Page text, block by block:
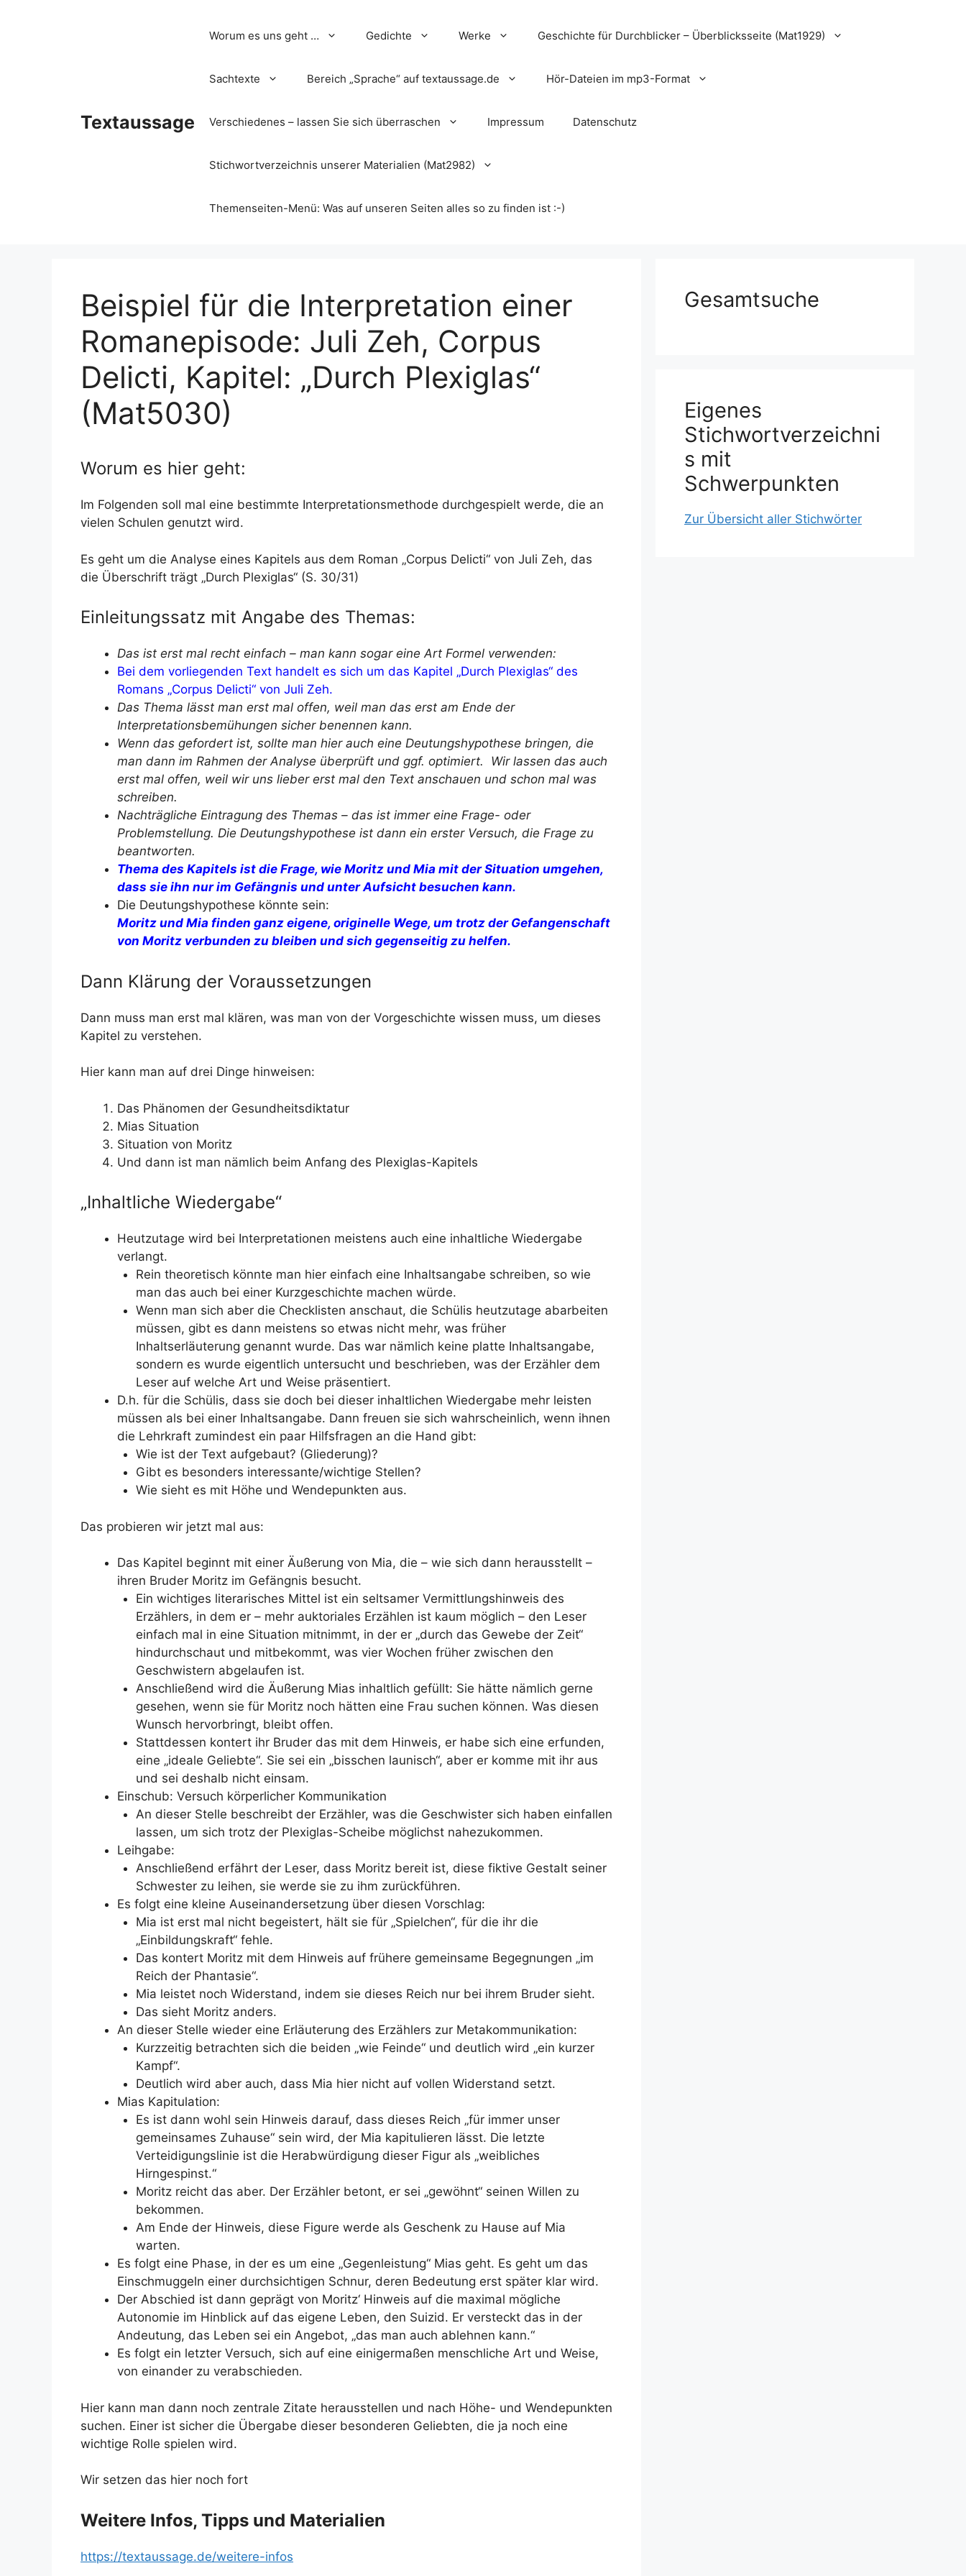
Textaussage
Worum es uns geht … Gedichte Werke Geschichte für Durchblicker – Überblicksseite (Mat1929)
Sachtexte Bereich „Sprache“ auf textaussage.de Hör-Dateien im mp3-Format
Verschiedenes – lassen Sie sich überraschen Impressum Datenschutz
Stichwortverzeichnis unserer Materialien (Mat2982)
Themenseiten-Menü: Was auf unseren Seiten alles so zu finden ist :-)
Beispiel für die Interpretation einer
Romanepisode: Juli Zeh, Corpus
Delicti, Kapitel: „Durch Plexiglas“
(Mat5030)
Worum es hier geht:
Im Folgenden soll mal eine bestimmte Interpretationsmethode durchgespielt werde, die an
vielen Schulen genutzt wird.
Es geht um die Analyse eines Kapitels aus dem Roman „Corpus Delicti“ von Juli Zeh, das
die Überschrift trägt „Durch Plexiglas“ (S. 30/31)
Einleitungssatz mit Angabe des Themas:
Das ist erst mal recht einfach – man kann sogar eine Art Formel verwenden:
Bei dem vorliegenden Text handelt es sich um das Kapitel „Durch Plexiglas“ des
Romans „Corpus Delicti“ von Juli Zeh.
Das Thema lässt man erst mal offen, weil man das erst am Ende der
Interpretationsbemühungen sicher benennen kann.
Wenn das gefordert ist, sollte man hier auch eine Deutungshypothese bringen, die
man dann im Rahmen der Analyse überprüft und ggf. optimiert. Wir lassen das auch
erst mal offen, weil wir uns lieber erst mal den Text anschauen und schon mal was
schreiben.
Nachträgliche Eintragung des Themas – das ist immer eine Frage- oder
Problemstellung. Die Deutungshypothese ist dann ein erster Versuch, die Frage zu
beantworten.
Thema des Kapitels ist die Frage, wie Moritz und Mia mit der Situation umgehen,
dass sie ihn nur im Gefängnis und unter Aufsicht besuchen kann.
Die Deutungshypothese könnte sein:
Moritz und Mia finden ganz eigene, originelle Wege, um trotz der Gefangenschaft
von Moritz verbunden zu bleiben und sich gegenseitig zu helfen.
Dann Klärung der Voraussetzungen
Dann muss man erst mal klären, was man von der Vorgeschichte wissen muss, um dieses
Kapitel zu verstehen.
Hier kann man auf drei Dinge hinweisen:
Das Phänomen der Gesundheitsdiktatur
Mias Situation
Situation von Moritz
Und dann ist man nämlich beim Anfang des Plexiglas-Kapitels
„Inhaltliche Wiedergabe“
Heutzutage wird bei Interpretationen meistens auch eine inhaltliche Wiedergabe
verlangt.
Rein theoretisch könnte man hier einfach eine Inhaltsangabe schreiben, so wie
man das auch bei einer Kurzgeschichte machen würde.
Wenn man sich aber die Checklisten anschaut, die Schülis heutzutage abarbeiten
müssen, gibt es dann meistens so etwas nicht mehr, was früher
Inhaltserläuterung genannt wurde. Das war nämlich keine platte Inhaltsangabe,
sondern es wurde eigentlich untersucht und beschrieben, was der Erzähler dem
Leser auf welche Art und Weise präsentiert.
D.h. für die Schülis, dass sie doch bei dieser inhaltlichen Wiedergabe mehr leisten
müssen als bei einer Inhaltsangabe. Dann freuen sie sich wahrscheinlich, wenn ihnen
die Lehrkraft zumindest ein paar Hilfsfragen an die Hand gibt:
Wie ist der Text aufgebaut? (Gliederung)?
Gibt es besonders interessante/wichtige Stellen?
Wie sieht es mit Höhe und Wendepunkten aus.
Das probieren wir jetzt mal aus:
Das Kapitel beginnt mit einer Äußerung von Mia, die – wie sich dann herausstellt –
ihren Bruder Moritz im Gefängnis besucht.
Ein wichtiges literarisches Mittel ist ein seltsamer Vermittlungshinweis des
Erzählers, in dem er – mehr auktoriales Erzählen ist kaum möglich – den Leser
einfach mal in eine Situation mitnimmt, in der er „durch das Gewebe der Zeit“
hindurchschaut und mitbekommt, was vier Wochen früher zwischen den
Geschwistern abgelaufen ist.
Anschließend wird die Äußerung Mias inhaltlich gefüllt: Sie hätte nämlich gerne
gesehen, wenn sie für Moritz noch hätten eine Frau suchen können. Was diesen
Wunsch hervorbringt, bleibt offen.
Stattdessen kontert ihr Bruder das mit dem Hinweis, er habe sich eine erfunden,
eine „ideale Geliebte“. Sie sei ein „bisschen launisch“, aber er komme mit ihr aus
und sei deshalb nicht einsam.
Einschub: Versuch körperlicher Kommunikation
An dieser Stelle beschreibt der Erzähler, was die Geschwister sich haben einfallen
lassen, um sich trotz der Plexiglas-Scheibe möglichst nahezukommen.
Leihgabe:
Anschließend erfährt der Leser, dass Moritz bereit ist, diese fiktive Gestalt seiner
Schwester zu leihen, sie werde sie zu ihm zurückführen.
Es folgt eine kleine Auseinandersetzung über diesen Vorschlag:
Mia ist erst mal nicht begeistert, hält sie für „Spielchen“, für die ihr die
„Einbildungskraft“ fehle.
Das kontert Moritz mit dem Hinweis auf frühere gemeinsame Begegnungen „im
Reich der Phantasie“.
Mia leistet noch Widerstand, indem sie dieses Reich nur bei ihrem Bruder sieht.
Das sieht Moritz anders.
An dieser Stelle wieder eine Erläuterung des Erzählers zur Metakommunikation:
Kurzzeitig betrachten sich die beiden „wie Feinde“ und deutlich wird „ein kurzer
Kampf“.
Deutlich wird aber auch, dass Mia hier nicht auf vollen Widerstand setzt.
Mias Kapitulation:
Es ist dann wohl sein Hinweis darauf, dass dieses Reich „für immer unser
gemeinsames Zuhause“ sein wird, der Mia kapitulieren lässt. Die letzte
Verteidigungslinie ist die Herabwürdigung dieser Figur als „weibliches
Hirngespinst.“
Moritz reicht das aber. Der Erzähler betont, er sei „gewöhnt“ seinen Willen zu
bekommen.
Am Ende der Hinweis, diese Figure werde als Geschenk zu Hause auf Mia
warten.
Es folgt eine Phase, in der es um eine „Gegenleistung“ Mias geht. Es geht um das
Einschmuggeln einer durchsichtigen Schnur, deren Bedeutung erst später klar wird.
Der Abschied ist dann geprägt von Moritz‘ Hinweis auf die maximal mögliche
Autonomie im Hinblick auf das eigene Leben, den Suizid. Er versteckt das in der
Andeutung, das Leben sei ein Angebot, „das man auch ablehnen kann.“
Es folgt ein letzter Versuch, sich auf eine einigermaßen menschliche Art und Weise,
von einander zu verabschieden.
Hier kann man dann noch zentrale Zitate herausstellen und nach Höhe- und Wendepunkten
suchen. Einer ist sicher die Übergabe dieser besonderen Geliebten, die ja noch eine
wichtige Rolle spielen wird.
Wir setzen das hier noch fort
Weitere Infos, Tipps und Materialien
https://textaussage.de/weitere-infos
Gesamtsuche
Eigenes
Stichwortverzeichni
s mit
Schwerpunkten
Zur Übersicht aller Stichwörter